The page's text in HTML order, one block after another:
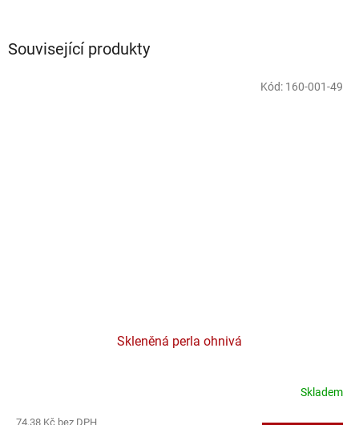
Související produkty
Skleněná perla ohnivá
Skladem
74,38 Kč bez DPH
Kód: 160-001-49